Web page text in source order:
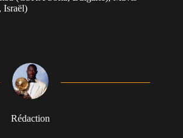
Israël)
Rédaction